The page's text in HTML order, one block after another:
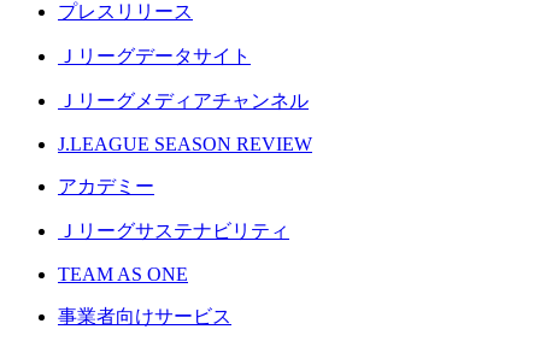
プレスリリース
Ｊリーグデータサイト
Ｊリーグメディアチャンネル
J.LEAGUE SEASON REVIEW
アカデミー
Ｊリーグサステナビリティ
TEAM AS ONE
事業者向けサービス